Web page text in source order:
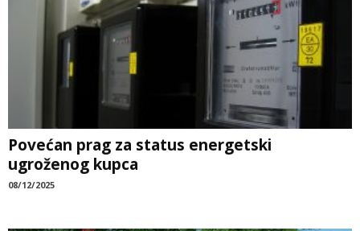
Povećan prag za status energetski
ugroženog kupca
08/12/2025